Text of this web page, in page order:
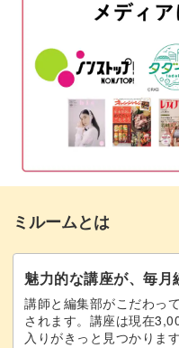
プログレスチャート
進行の月のハウスが
おわりに
ミルームとは
魅力的な講座が、毎月
講師と編集部がこだわっ
されます。講座は現在
入りがきっと見つかります